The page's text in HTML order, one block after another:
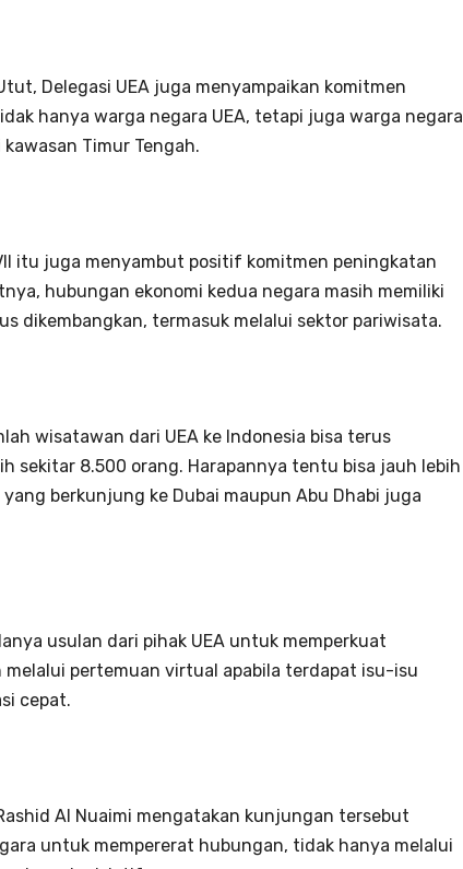
Delegasi UEA juga menyampaikan komitmen
hanya warga negara UEA, tetapi juga warga negara
Timur Tengah.
itu juga menyambut positif komitmen peningkatan
hubungan ekonomi kedua negara masih memiliki
dikembangkan, termasuk melalui sektor pariwisata.
wisatawan dari UEA ke Indonesia bisa terus
sekitar 8.500 orang. Harapannya tentu bisa jauh lebih
berkunjung ke Dubai maupun Abu Dhabi juga
usulan dari pihak UEA untuk memperkuat
melalui pertemuan virtual apabila terdapat isu-isu
cepat.
Al Nuaimi mengatakan kunjungan tersebut
untuk mempererat hubungan, tidak hanya melalui